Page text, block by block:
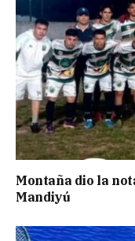
Montaña dio la
Mandiyú